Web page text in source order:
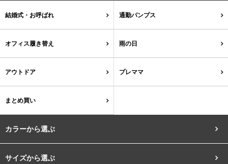
結婚式・お呼ばれ 通勤パンプス
オフィス履き替え 雨の日
アウトドア プレママ
まとめ買い
カラーから選ぶ
サイズから選ぶ